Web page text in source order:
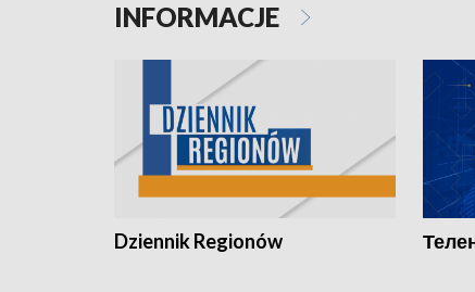
INFORMACJE
Dziennik Regionów